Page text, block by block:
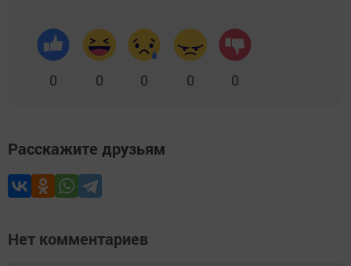
0 0 0 0 0
Расскажите друзьям
Нет комментариев